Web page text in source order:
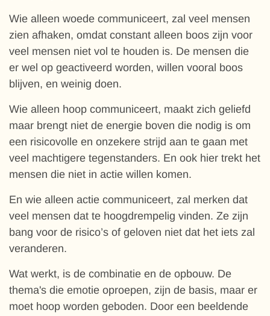
Wie alleen woede communiceert, zal veel mensen
zien afhaken, omdat constant alleen boos zijn voor
veel mensen niet vol te houden is. De mensen die
er wel op geactiveerd worden, willen vooral boos
blijven, en weinig doen.
Wie alleen hoop communiceert, maakt zich geliefd
maar brengt niet de energie boven die nodig is om
een risicovolle en onzekere strijd aan te gaan met
veel machtigere tegenstanders. En ook hier trekt het
mensen die niet in actie willen komen.
En wie alleen actie communiceert, zal merken dat
veel mensen dat te hoogdrempelig vinden. Ze zijn
bang voor de risico’s of geloven niet dat het iets zal
veranderen.
Wat werkt, is de combinatie en de opbouw. De
thema's die emotie oproepen, zijn de basis, maar er
moet hoop worden geboden. Door een beeldende